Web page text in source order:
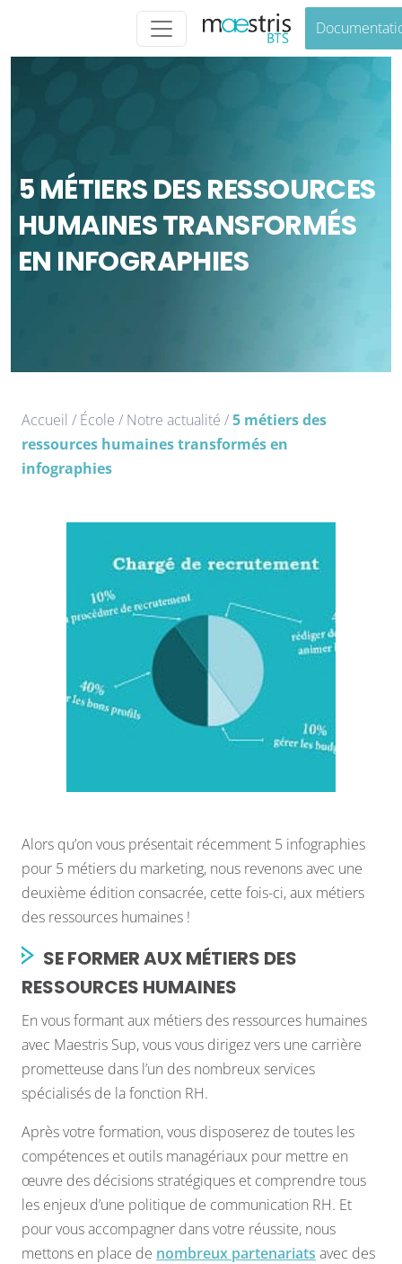
5 MÉTIERS DES RESSOURCES
HUMAINES TRANSFORMÉS
EN INFOGRAPHIES
Accueil / École / Notre actualité /5 métiers des
ressources humaines transformés en
infographies
Alors qu’on vous présentait récemment 5 infographies
pour 5 métiers du marketing, nous revenons avec une
deuxième édition consacrée, cette fois-ci, aux métiers
des ressources humaines !
SE FORMER AUX MÉTIERS DES
RESSOURCES HUMAINES
En vous formant aux métiers des ressources humaines
avec Maestris Sup, vous vous dirigez vers une carrière
prometteuse dans l’un des nombreux services
spécialisés de la fonction RH.
Après votre formation, vous disposerez de toutes les
compétences et outils managériaux pour mettre en
œuvre des décisions stratégiques et comprendre tous
les enjeux d’une politique de communication RH. Et
pour vous accompagner dans votre réussite, nous
mettons en place de nombreux partenariats avec des